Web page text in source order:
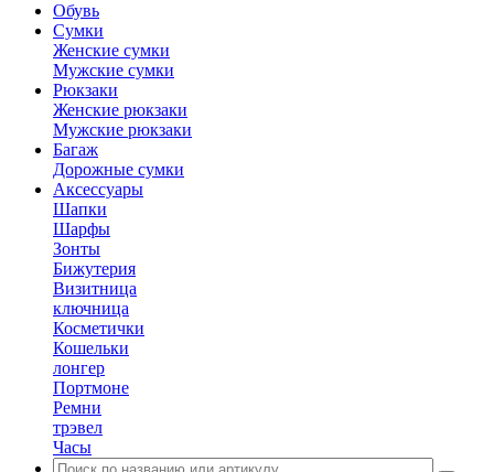
Обувь
Сумки
Женские сумки
Мужские сумки
Рюкзаки
Женские рюкзаки
Мужские рюкзаки
Багаж
Дорожные сумки
Аксессуары
Шапки
Шарфы
Зонты
Бижутерия
Визитница
ключница
Косметички
Кошельки
лонгер
Портмоне
Ремни
трэвел
Часы